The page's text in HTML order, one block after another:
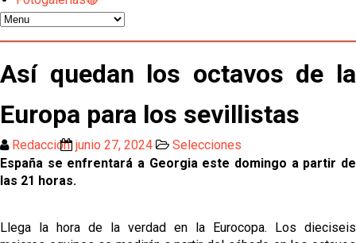
situación de Iker Luque
familia y se refleje en el campo"
El Sevilla oficializa el traspaso de Sow
Miguel Sierra: La temporada pasada se vio
reflejado que podemos tirar para delante y
trabajamos con ilusión
mercado
Así quedan los octavos de la
Europa para los sevillistas
Redacción junio 27, 2024
Selecciones
España se enfrentará a Georgia este domingo a partir de
las 21 horas.
Llega la hora de la verdad en la Eurocopa. Los dieciseis